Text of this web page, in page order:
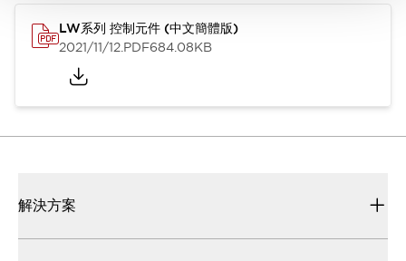
LW系列 控制元件 (中文簡體版)
2021/11/12.PDF684.08KB
解決方案